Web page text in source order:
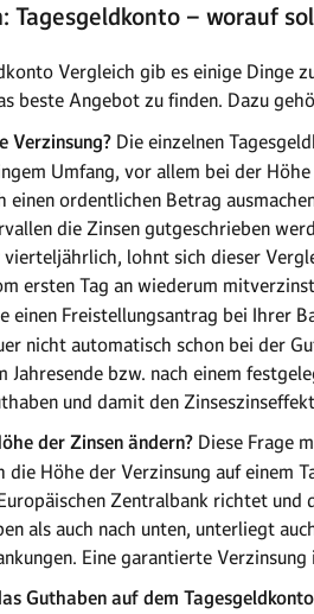
Tagesgeldkonto – worauf
Vergleich gib es einige Dinge
beste Angebot zu finden. Dazu
Verzinsung? Die einzelnen
Umfang, vor allem bei der
einen ordentlichen Betrag
die Zinsen gutgeschrieben
lohnt sich dieser
ersten Tag an wiederum
einen Freistellungsantrag bei Ihrer
nicht automatisch schon bei der
Jahresende bzw. nach einem
und damit den
der Zinsen ändern? Diese Frage
die Höhe der Verzinsung auf einem
Zentralbank richtet und
als auch nach unten, unterliegt
Eine garantierte
Guthaben auf dem